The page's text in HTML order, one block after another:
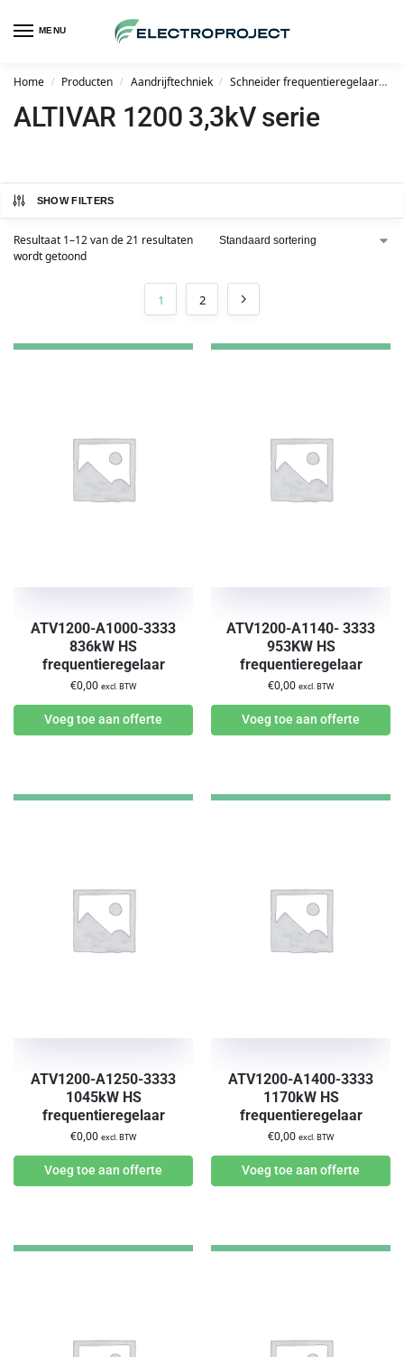
MENU
Home / Producten / Aandrijftechniek / Schneider frequentieregelaars
ALTIVAR 1200 3,3kV serie
SHOW FILTERS
Resultaat 1–12 van de 21 resultaten
wordt getoond
1 2
ATV1200-A1000-3333
836kW HS
frequentieregelaar
€0,00 excl. BTW
Voeg toe aan offerte
ATV1200-A1140- 3333
953KW HS
frequentieregelaar
€0,00 excl. BTW
Voeg toe aan offerte
ATV1200-A1250-3333
1045kW HS
frequentieregelaar
€0,00 excl. BTW
Voeg toe aan offerte
ATV1200-A1400-3333
1170kW HS
frequentieregelaar
€0,00 excl. BTW
Voeg toe aan offerte